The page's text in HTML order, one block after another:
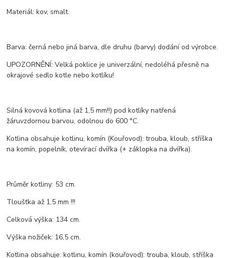
Materiál: kov, smalt.
Barva: černá nebo jiná barva, dle druhu (barvy) dodání od výrobce.
UPOZORNĚNÍ: Velká poklice je univerzální, nedoléhá přesně na
okrajové sedlo kotle nebo kotlíku!
Silná kovová kotlina (až 1,5 mm!!) pod kotlíky natřená
žáruvzdornou barvou, odolnou do 600 °C.
Kotlina obsahuje kotlinu, komín (Kouřovod): trouba, kloub, stříška
na komín, popelník, otevírací dvířka (+ záklopka na dvířka).
Průměr kotliny: 53 cm.
Tloušťka až 1,5 mm !!!
Celková výška: 134 cm.
Výška nožiček: 16,5 cm.
Kotlina obsahuje: kotlinu, komín (kouřovod): trouba, kloub, stříška